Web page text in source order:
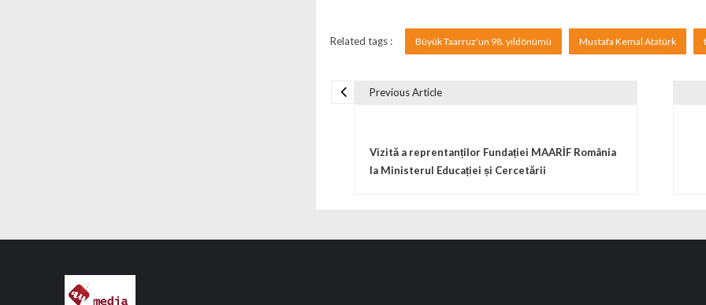
Related tags : Büyük Taarruz'un 98. yıldönümü Mustafa Kemal Atatürk
Previous Article
Vizită a reprentanților Fundației MAARİF România
la Ministerul Educației și Cercetării